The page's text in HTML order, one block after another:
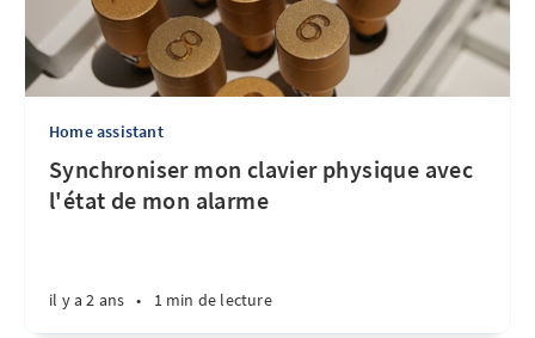
Home assistant
Synchroniser mon clavier physique avec
l'état de mon alarme
il y a 2 ans • 1 min de lecture